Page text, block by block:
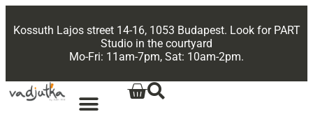
Kossuth Lajos street 14-16, 1053 Budapest. Look for PART
Studio in the courtyard
Mo-Fri: 11am-7pm, Sat: 10am-2pm.